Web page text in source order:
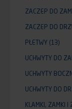
ZACZEP DO
ZACZEP DO
PŁETWY (13)
UCHWYTY DO
UCHWYTY
UCHWYTY DO
KLAMKI, ZAMKI I